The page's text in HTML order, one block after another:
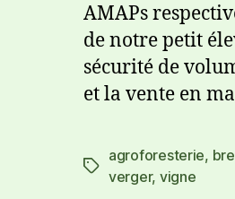
AMAPs
de notre petit
sécurité de
et la vente en
agroforesterie,
verger, vigne